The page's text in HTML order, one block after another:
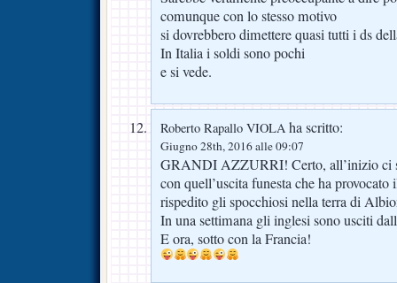
comunque con lo stesso motivo
si dovrebbero dimettere quasi tutti i ds
In Italia i soldi sono pochi
e si vede.
Roberto Rapallo VIOLA ha scritto:
Giugno 28th, 2016 alle 09:07
GRANDI AZZURRI! Certo, all’inizio ci
con quell’uscita funesta che ha
rispedito gli spocchiosi nella terra di
In una settimana gli inglesi sono usciti
E ora, sotto con la Francia!